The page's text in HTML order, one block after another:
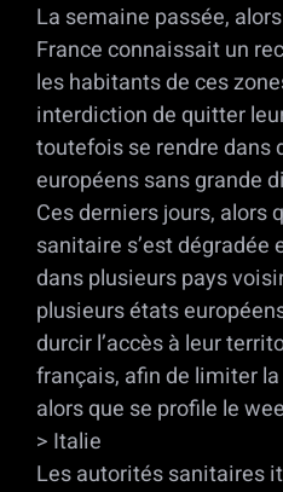
La semaine passée,
France connaissait un
les habitants de ces
interdiction de quitter
toutefois se rendre dans
européens sans grande
Ces derniers jours, alors
sanitaire s’est dégradée
dans plusieurs pays
plusieurs états
durcir l’accès à leur
français, afin de limiter
alors que se profile le
> Italie
Les autorités sanitaires